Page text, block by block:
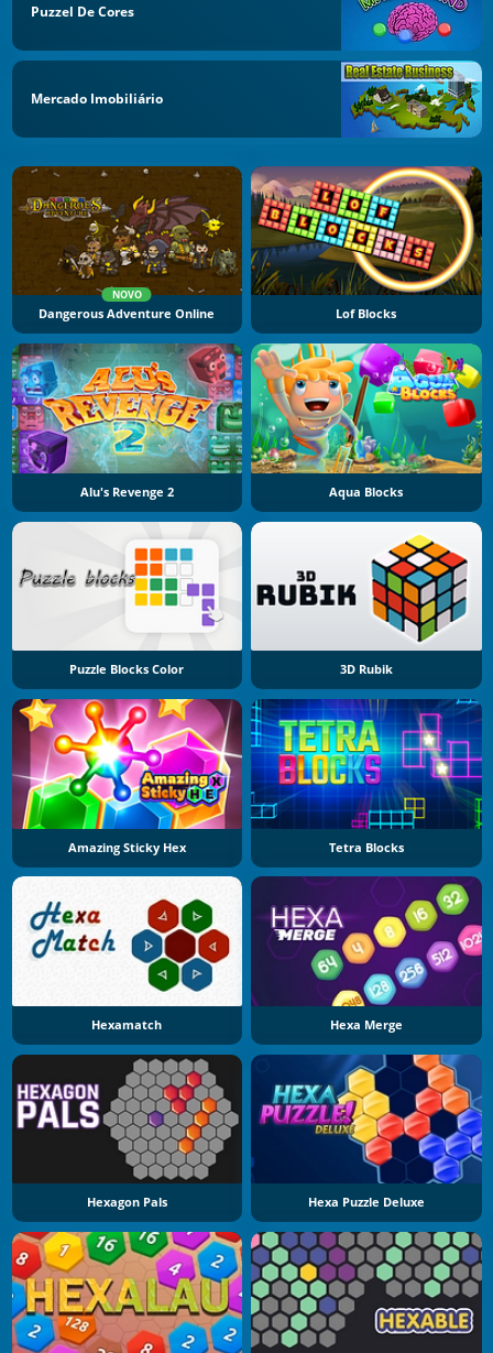
Puzzel De Cores
Mercado Imobiliário
NOVO
Dangerous Adventure Online Lof Blocks
Alu's Revenge 2 Aqua Blocks
Puzzle Blocks Color 3D Rubik
Amazing Sticky Hex Tetra Blocks
Hexamatch Hexa Merge
Hexagon Pals Hexa Puzzle Deluxe